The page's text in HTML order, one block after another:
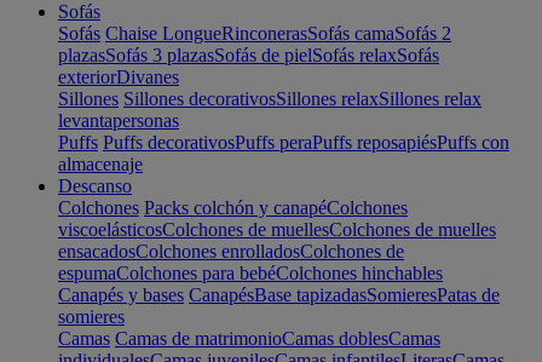
Sofás
Sofás Chaise LongueRinconerasSofás camaSofás 2
plazasSofás 3 plazasSofás de pielSofás relaxSofás
exteriorDivanes
Sillones Sillones decorativosSillones relaxSillones relax
levantapersonas
Puffs Puffs decorativosPuffs peraPuffs reposapiésPuffs con
almacenaje
Descanso
Colchones Packs colchón y canapéColchones
viscoelásticosColchones de muellesColchones de muelles
ensacadosColchones enrolladosColchones de
espumaColchones para bebéColchones hinchables
Canapés y bases CanapésBase tapizadasSomieresPatas de
somieres
Camas Camas de matrimonioCamas doblesCamas